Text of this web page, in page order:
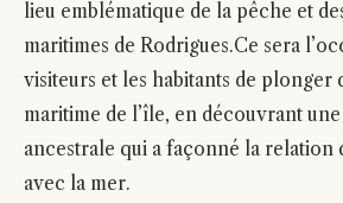
lieu emblématique de la pêche et
maritimes de Rodrigues.Ce sera
visiteurs et les habitants de plonger
maritime de l’île, en découvrant
ancestrale qui a façonné la relation
avec la mer.